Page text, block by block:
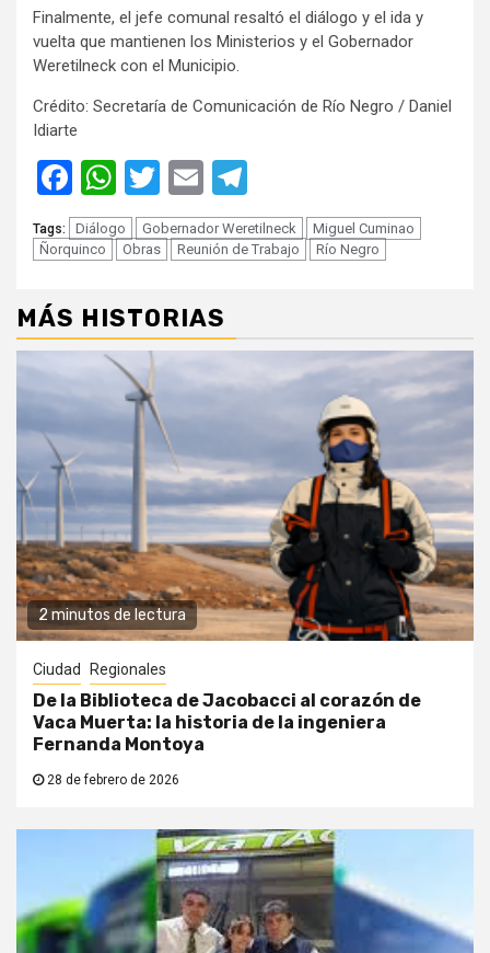
Finalmente, el jefe comunal resaltó el diálogo y el ida y
vuelta que mantienen los Ministerios y el Gobernador
Weretilneck con el Municipio.
Crédito: Secretaría de Comunicación de Río Negro / Daniel
Idiarte
Facebook
WhatsApp
Twitter
Email
Tags: Diálogo Gobernador Weretilneck
Miguel Cuminao
Ñorquinco
Obras Reunión de Trabajo Río Negro
MÁS HISTORIAS
2 minutos de lectura
Ciudad Regionales
De la Biblioteca de Jacobacci al corazón de
Vaca Muerta: la historia de la ingeniera
Fernanda Montoya
28 de febrero de 2026